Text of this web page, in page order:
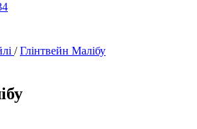
/Глінтвейн Малібу